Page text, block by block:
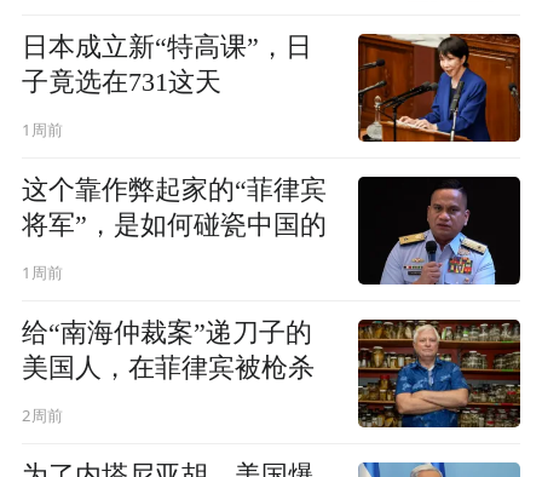
日本成立新“特高课”，日
子竟选在731这天
1周前
这个靠作弊起家的“菲律宾
将军”，是如何碰瓷中国的
1周前
给“南海仲裁案”递刀子的
美国人，在菲律宾被枪杀
2周前